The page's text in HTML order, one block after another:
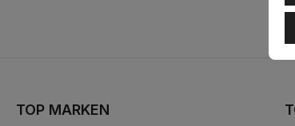
TOP MARKEN